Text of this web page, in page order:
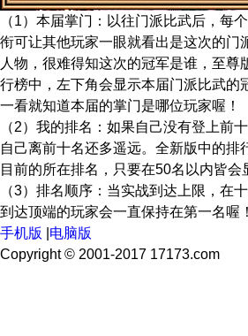
（1）本届掌门：以往门派比武后，每
衔可让其他玩家一眼就看出是这次的门
人物，很难得知这次的冠军是谁，至尊
行榜中，左下角会显示本届门派比武的
一看就知道本届的掌门是哪位玩家喔！
（2）我的排名：如果自己没有登上前
自己离前十名还多遥远。全新版中的排
目前的所在排名，只要在50名以内皆会
（3）排名顺序：当实战到达上限，在
到达顶端的玩家会一直保持在第一名喔！
手机版
电脑版
Copyright © 2001-2017 17173.com